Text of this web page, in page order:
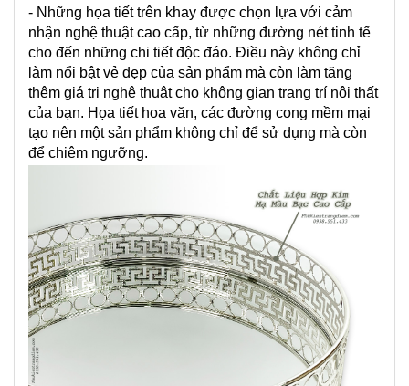
- Những họa tiết trên khay được chọn lựa với cảm
nhận nghệ thuật cao cấp, từ những đường nét tinh tế
cho đến những chi tiết độc đáo. Điều này không chỉ
làm nổi bật vẻ đẹp của sản phẩm mà còn làm tăng
thêm giá trị nghệ thuật cho không gian trang trí nội thất
của bạn. Họa tiết hoa văn, các đường cong mềm mại
tạo nên một sản phẩm không chỉ để sử dụng mà còn
để chiêm ngưỡng.